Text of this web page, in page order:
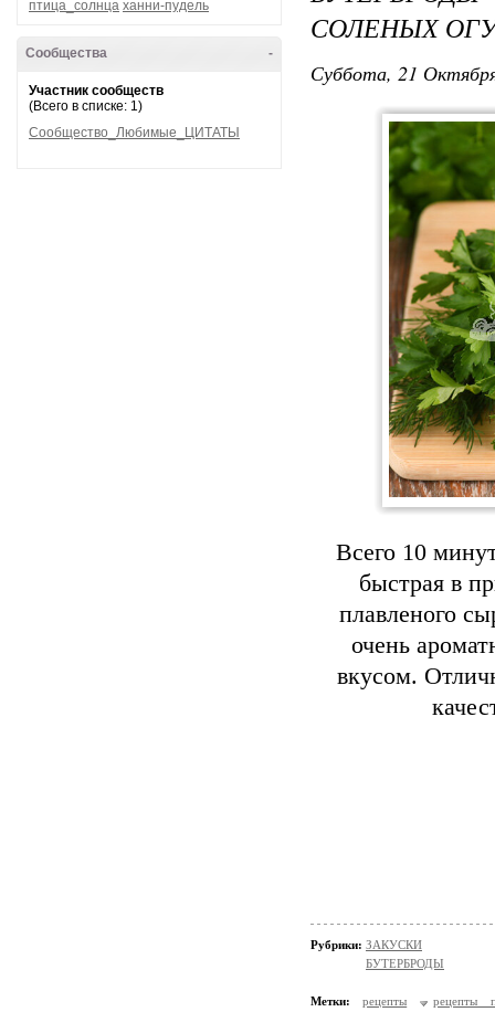
птица_солнца ханни-пудель
-
Сообщества
Участник сообществ
(Всего в списке: 1)
Сообщество_Любимые_ЦИТАТЫ
СОЛЕНЫХ
Суббота, 21
Всего 10
быстрая в
плавленого
очень
вкусом.
Рубрики: ЗАКУСКИ
БУТЕРБРОДЫ
Метки: рецепты
рецепты